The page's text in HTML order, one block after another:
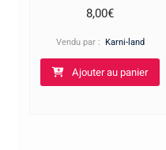
8,00€
Vendu par : Karni-land
Ajouter au panier